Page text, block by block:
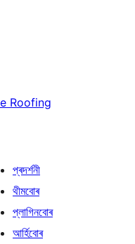
Roofing
প্ৰদৰ্শনী
থীমবোৰ
প্লাগিনবোৰ
আৰ্হিবোৰ